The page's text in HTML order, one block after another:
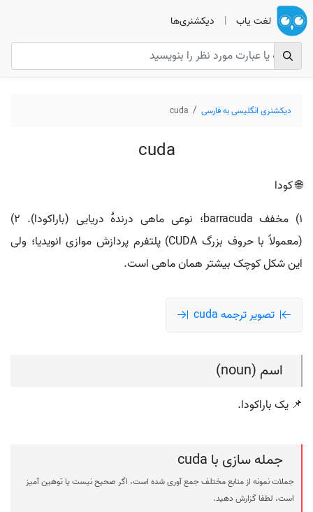
لغت یاب | دیکشنری‌ها
دیکشنری انگلیسی به فارسی cuda
cuda
🌐 کودا
۱) مخفف barracuda؛ نوعی ماهی درندهٔ دریایی (باراکودا). ۲)
(معمولاً با حروف بزرگ CUDA) پلتفرم پردازش موازی انویدیا؛ ولی
این شکل کوچک بیشتر همان ماهی است.
تصویر ترجمه cuda
اسم (noun)
📌 یک باراکودا.
جمله سازی با cuda
جملات نمونه از منابع مختلف جمع آوری شده است، اگر صحیح نیست یا توهین آمیز
است، لطفا گزارش دهید.